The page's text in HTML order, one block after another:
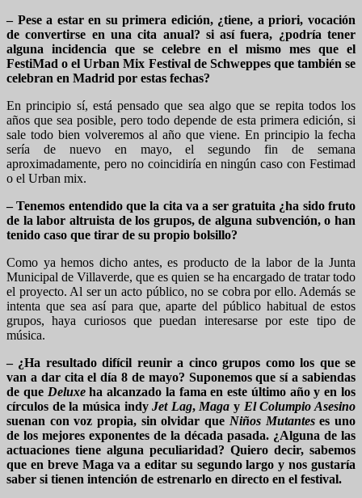
– Pese a estar en su primera edición, ¿tiene, a priori, vocación
de convertirse en una cita anual? si así fuera, ¿podría tener
alguna incidencia que se celebre en el mismo mes que el
FestiMad o el Urban Mix Festival de Schweppes que también se
celebran en Madrid por estas fechas?
En principio sí, está pensado que sea algo que se repita todos los
años que sea posible, pero todo depende de esta primera edición, si
sale todo bien volveremos al año que viene. En principio la fecha
sería de nuevo en mayo, el segundo fin de semana
aproximadamente, pero no coincidiría en ningún caso con Festimad
o el Urban mix.
– Tenemos entendido que la cita va a ser gratuita ¿ha sido fruto
de la labor altruista de los grupos, de alguna subvención, o han
tenido caso que tirar de su propio bolsillo?
Como ya hemos dicho antes, es producto de la labor de la Junta
Municipal de Villaverde, que es quien se ha encargado de tratar todo
el proyecto. Al ser un acto público, no se cobra por ello. Además se
intenta que sea así para que, aparte del público habitual de estos
grupos, haya curiosos que puedan interesarse por este tipo de
música.
– ¿Ha resultado difícil reunir a cinco grupos como los que se
van a dar cita el día 8 de mayo? Suponemos que sí a sabiendas
de que Deluxeha alcanzado la fama en este último año y en los
círculos de la música indyJet Lag, Maga y El Columpio Asesino
suenan con voz propia, sin olvidar que Niños Mutanteses uno
de los mejores exponentes de la década pasada. ¿Alguna de las
actuaciones tiene alguna peculiaridad? Quiero decir, sabemos
que en breve Maga va a editar su segundo largo y nos gustaría
saber si tienen intención de estrenarlo en directo en el festival.